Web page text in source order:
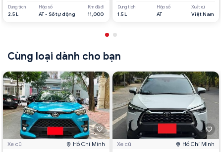
Dung tích
2.5 L
Hộp số
AT - Số tự động
Km đã đi
11,000
Dung tích
1.5 L
Hộp số
AT
Xuất xứ
Việt Nam
Cùng loại dành cho bạn
Xe cũ Hồ Chí Minh Xe cũ Hồ Chí Minh